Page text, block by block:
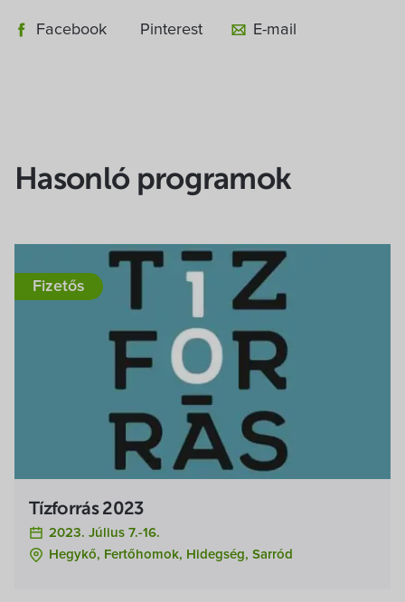
Facebook Pinterest E-mail
Hasonló programok
Fizetős
Tízforrás 2023
2023. Július 7.-16.
Hegykő, Fertőhomok, Hidegség, Sarród